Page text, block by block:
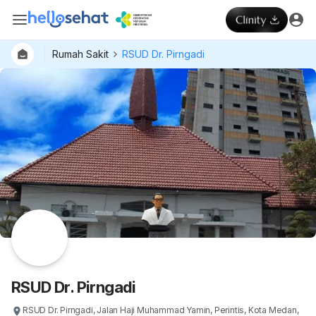
Rumah Sakit RSUD Dr. Pirngadi
RSUD Dr. Pirngadi
RSUD Dr. Pirngadi, Jalan Haji Muhammad Yamin, Perintis, Kota Medan,